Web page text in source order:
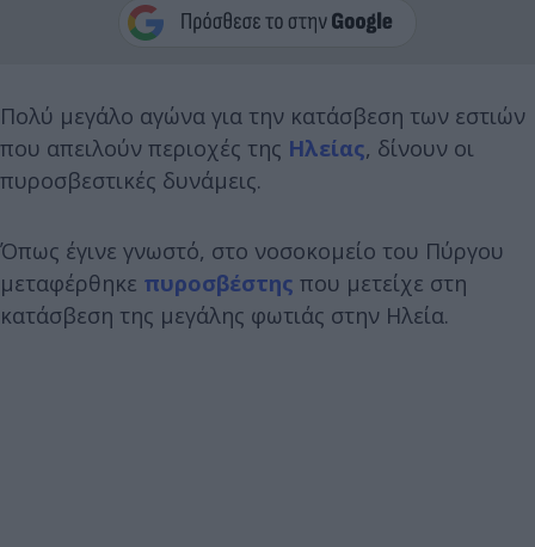
Πολύ μεγάλο αγώνα για την κατάσβεση των εστιών
που απειλούν περιοχές της Ηλείας, δίνουν οι
πυροσβεστικές δυνάμεις.
Όπως έγινε γνωστό, στο νοσοκομείο του Πύργου
μεταφέρθηκε πυροσβέστης που μετείχε στη
κατάσβεση της μεγάλης φωτιάς στην Ηλεία.